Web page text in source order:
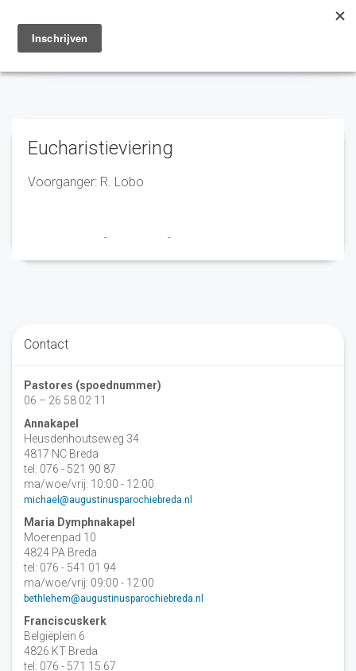
Toggle
navigation
Eucharistieviering
Voorganger: R. Lobo
- -
Contact
Pastores (spoednummer)
06 – 26 58 02 11
Annakapel
Heusdenhoutseweg 34
4817 NC Breda
tel: 076 - 521 90 87
ma/woe/vrij: 10:00 - 12:00
michael@augustinusparochiebreda.nl
Maria Dymphnakapel
Moerenpad 10
4824 PA Breda
tel: 076 - 541 01 94
ma/woe/vrij: 09:00 - 12:00
bethlehem@augustinusparochiebreda.nl
Franciscuskerk
Belgiëplein 6
4826 KT Breda
tel: 076 - 571 15 67